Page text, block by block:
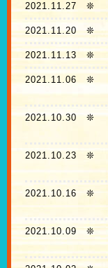
2021.11.27 ❊
2021.11.20❊
2021.11.13 ❊
2021.11.06 ❊
2021.10.30 ❊
2021.10.23 ❊
2021.10.16 ❊
2021.10.09❊